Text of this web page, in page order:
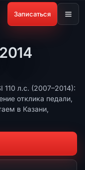
Записаться
л.с. (2007–2014):
отклика педали,
в Казани,